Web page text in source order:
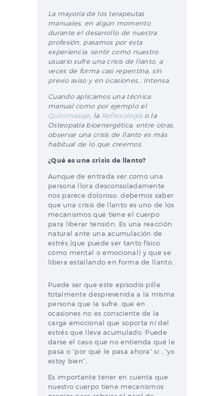
La mayoría de los terapeutas
manuales, en algún momento
durante el desarrollo de nuestra
profesión, pasamos por esta
experiencia: sentir como nuestro
usuario sufre una crisis de llanto, a
veces de forma casi repentina, sin
previo aviso y en ocasiones… Intensa.
Cuando aplicamos una técnica
manual como por ejemplo el
Quiromasaje , la Reflexologíao la
Osteopatía bioenergética, entre otras,
observar una crisis de llanto es más
habitual de lo que creemos.
¿Qué es una crisis de llanto?
Aunque de entrada ver como una
persona llora desconsoladamente
nos parece doloroso, debemos saber
que una crisis de llanto es uno de los
mecanismos que tiene el cuerpo
para liberar tensión. Es una reacción
natural ante una acumulación de
estrés (que puede ser tanto físico
como mental o emocional) y que se
libera estallando en forma de llanto.
Puede ser que este episodio pille
totalmente desprevenida a la misma
persona que la sufre, que en
ocasiones no es consciente de la
carga emocional que soporta ni del
estrés que lleva acumulado. Puede
darse el caso que no entienda qué le
pasa o “por qué le pasa ahora” si …“yo
estoy bien”…
Es importante tener en cuenta que
nuestro cuerpo tiene mecanismos